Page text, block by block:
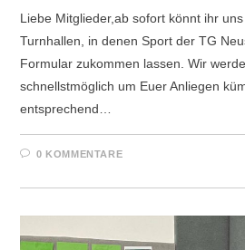
Liebe Mitglieder,ab sofort könnt ihr
Turnhallen, in denen Sport der TG
Formular zukommen lassen. Wir
schnellstmöglich um Euer Anliegen
entsprechend…
0 KOMMENTARE